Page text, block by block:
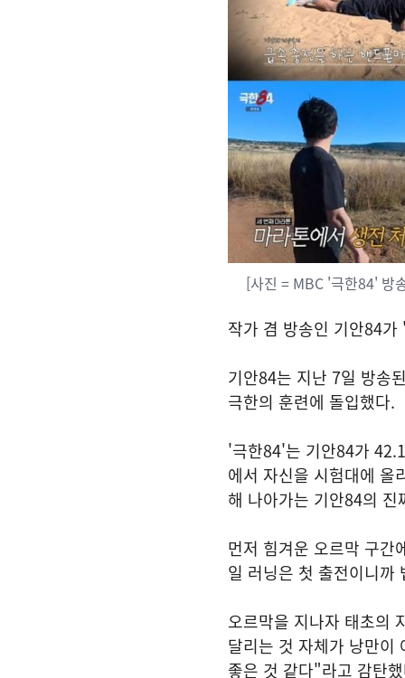
[사진 = MBC '극한84' 방
작가 겸 방송인 기안84
기안84는 지난 7일 방송
극한의 훈련에 돌입했다.
'극한84'는 기안84가
에서 자신을 시험대에 올
해 나아가는 기안84의
먼저 힘겨운 오르막 구
일 러닝은 첫 출전이니까
오르막을 지나자 태초의
달리는 것 자체가 낭만
좋은 것 같다"라고 감탄